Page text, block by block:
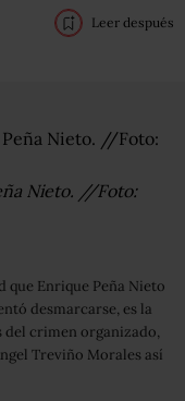
Leer después
Nieto. //Foto:
que Enrique Peña Nieto
desmarcarse, es la
del crimen organizado,
Treviño Morales así